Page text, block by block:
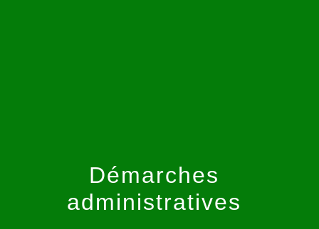
Démarches
administratives